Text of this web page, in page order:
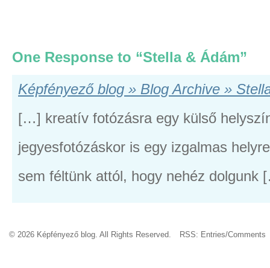
One Response to “Stella & Ádám”
Képfényező blog » Blog Archive »
[…] kreatív fotózásra egy külső
jegyesfotózáskor is egy izgalmas
sem féltünk attól, hogy nehéz dolgunk
© 2026 Képfényező blog. All Rights Reserved. RSS: Entries/Comments